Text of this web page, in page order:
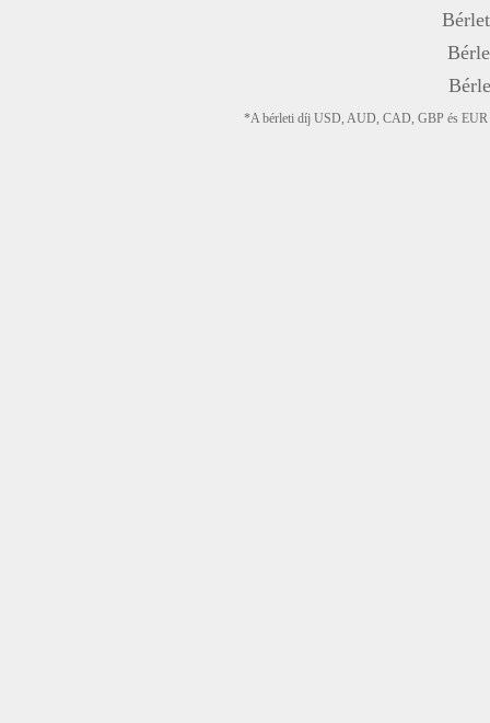
*A bérleti díj USD, AUD, CAD, GBP és EUR